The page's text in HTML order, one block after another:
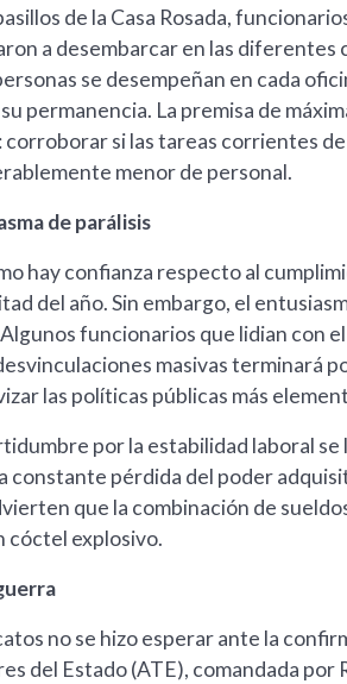
de la Casa Rosada,
a desembarcar en las diferentes
se desempeñan en cada
permanencia. La premisa de
corroborar si las tareas corrientes
menor de personal.
de parálisis
hay confianza respecto al
del año. Sin embargo, el
funcionarios que lidian con
masivas terminará
las políticas públicas más
por la estabilidad laboral se
constante pérdida del poder
que la combinación de
cóctel explosivo.
no se hizo esperar ante la
del Estado (ATE), comandada por